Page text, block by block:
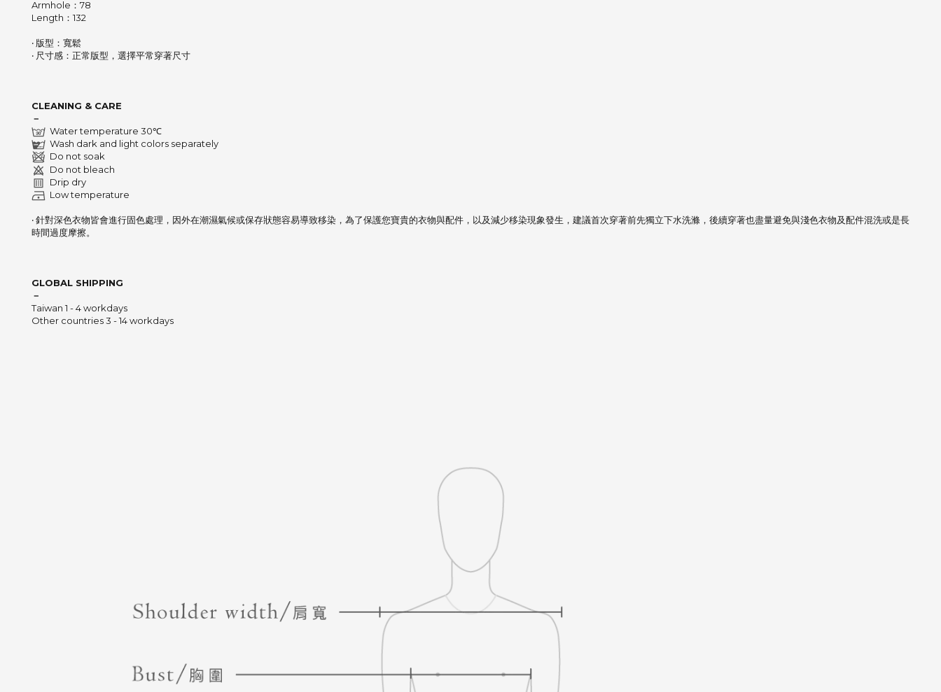
Armhole：78
Length：132
‧ 版型：寬鬆
‧ 尺寸感：正常版型，選擇平常穿著尺寸
CLEANING & CARE
－
Water temperature 30℃
Wash dark and light colors separately
Do not soak
Do not bleach
Drip dry
Low temperature
‧ 針對深色衣物皆會進行固色處理，因外在潮濕氣候或保存狀態容易導致移染， 為了保護您寶貴的衣物與配件，以及減少移染現象發生，建議首次穿著前先獨立下水洗滌， 後續穿著也盡量避免與淺色衣物及配件混洗或是長
時間過度摩擦。
GLOBAL SHIPPING
－
Taiwan 1 - 4 workdays
Other countries 3 - 14 workdays